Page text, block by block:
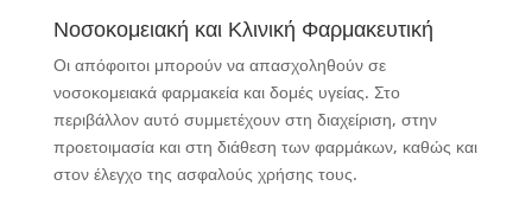
Νοσοκομειακή και Κλινική Φαρμακευτική
Οι απόφοιτοι μπορούν να απασχοληθούν σε
νοσοκομειακά φαρμακεία και δομές υγείας. Στο
περιβάλλον αυτό συμμετέχουν στη διαχείριση, στην
προετοιμασία και στη διάθεση των φαρμάκων, καθώς και
στον έλεγχο της ασφαλούς χρήσης τους.